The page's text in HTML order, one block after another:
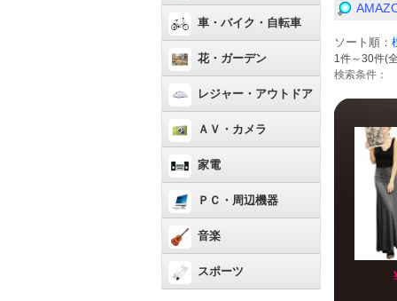
車・バイク・自転車
花・ガーデン
レジャー・アウトドア
ＡＶ・カメラ
家電
ＰＣ・周辺機器
音楽
スポーツ
ソート順：
1件～30件(
検索条件：